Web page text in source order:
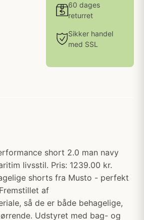
60 dages
returret
Sikker handel
med SSL
short 2.0 man navy
livsstil. Pris: 1239.00 kr.
shorts fra Musto - perfekt
af
så de er både behagelige,
Udstyret med bag- og